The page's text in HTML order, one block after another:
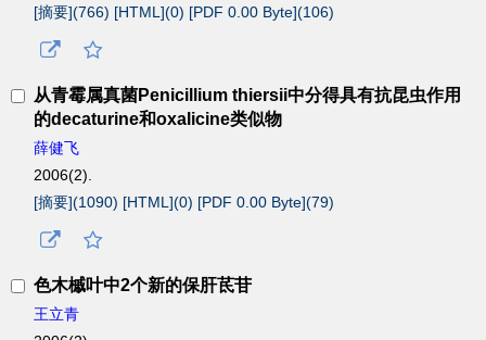
[摘要](766) [HTML](0) [PDF 0.00 Byte](106)
从青霉属真菌Penicillium thiersii中分得具有抗昆虫作用
的decaturine和oxalicine类似物
薛健飞
2006(2).
[摘要](1090) [HTML](0) [PDF 0.00 Byte](79)
色木槭叶中2个新的保肝茋苷
王立青